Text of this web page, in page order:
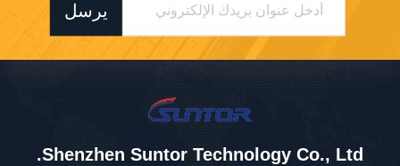
يرسل
Shenzhen Suntor Technology Co., Ltd.